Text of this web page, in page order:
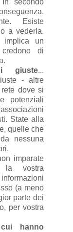
secondo
Esiste
a vederla.
implica un
di
giuste...
- altre
dove si
potenziali
State alla
quelle che
nessuna
imparate
vostra
(a meno
parte dei
per vostra
hanno